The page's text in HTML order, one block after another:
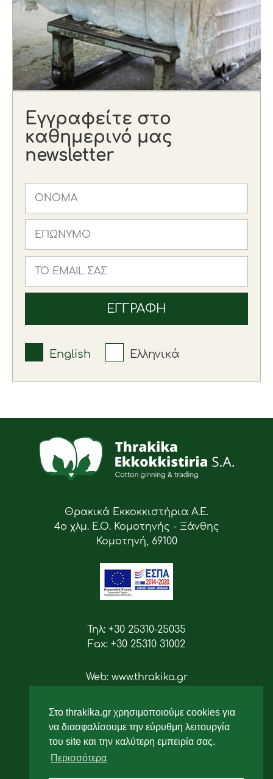
Στο thrakika.gr χρησιμοποιούμε cookies για
να διασφαλίσουμε την εύρυθμη λειτουργία
του site και την καλύτερη εμπειρία σας.
Περισσότερα
Εγγραφείτε στο
καθημερινό μας
newsletter
English Ελληνικά
Θρακικά Εκκοκκιστήρια Α.Ε.
4ο χλμ. Ε.Ο. Κομοτηνής - Ξάνθης
Κομοτηνή, 69100
Τηλ: +30 25310-25035
Fax: +30 25310 31002
Web: www.thrakika.gr
Ακολουθήστε μας